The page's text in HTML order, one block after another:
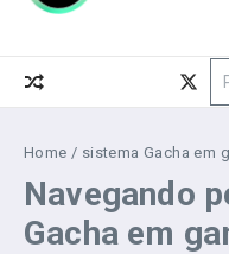
Home / sistema Gacha em
Navegando
Gacha em